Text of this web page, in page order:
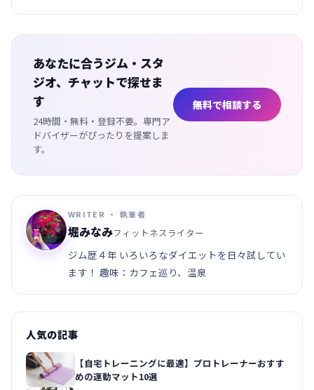
あなたに合うジム・スタ
ジオ、チャットで探せま
す
24時間・無料・登録不要。専門ア
ドバイザーがぴったりを提案しま
す。
無料で相談する
WRITER ・ 執筆者
堀みなみフィットネスライター
ジム歴４年 いろいろなダイエットを日々試してい
ます！ 趣味：カフェ巡り、温泉
人気の記事
【自宅トレーニングに最適】プロトレーナーおすす
めの運動マット10選